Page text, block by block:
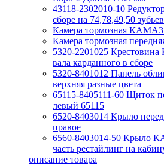
43118-2302010-10
сборе на 74,78,49,50 зубьев
Камера тормозная КАМАЗ
Камера тормозная
5320-2201025
вала карданного в сборе
5320-8401012 Панель
верхняя разные цвета
65115-8405111-60
левый 65115
6520-8403014 Крыло
правое
6560-8403014-50 Крыло
часть рестайлинг на
описание товара